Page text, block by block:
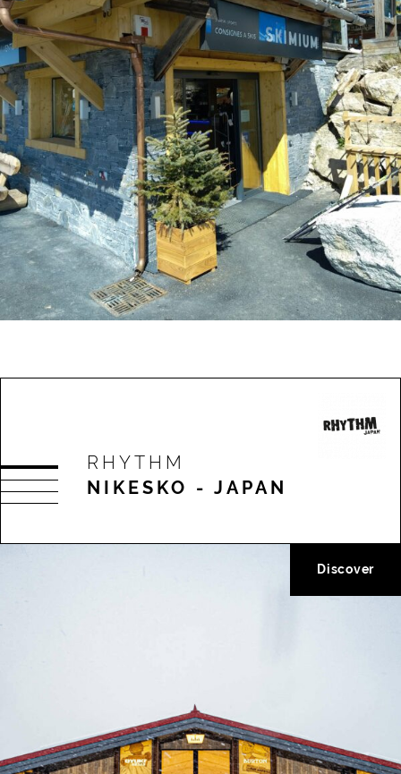
RHYTHM
NIKESKO - JAPAN
Discover